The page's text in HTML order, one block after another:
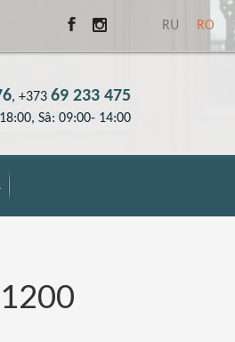
RU RO
, +373 69 233 475
Sâ: 09:00- 14:00